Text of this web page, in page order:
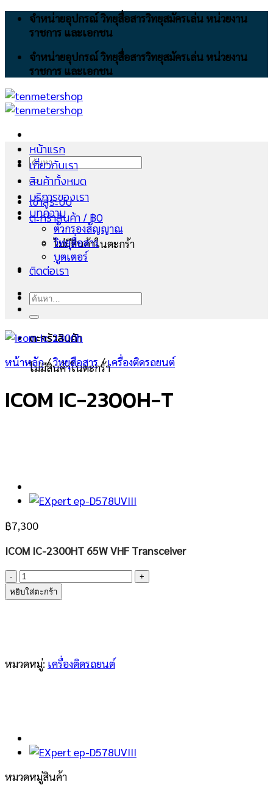
Skip
จำหน่ายอุปกรณ์ วิทยุสื่อสารวิทยุสมัครเล่น หน่วยงาน
ราชการ และเอกชน
จำหน่ายอุปกรณ์ วิทยุสื่อสารวิทยุสมัครเล่น หน่วยงาน
ราชการ และเอกชน
ค้นหา:
เข้าสู่ระบบ
ตะกร้าสินค้า /฿0
ไม่มีสินค้าในตะกร้า
ตะกร้าสินค้า
ไม่มีสินค้าในตะกร้า
หน้าแรก
เกี่ยวกับเรา
สินค้าทั้งหมด
บริการของเรา
บทความ
ตัวกรองสัญญาณ
วิทยุสื่อสาร
บูตเตอร์
ติดต่อเรา
ค้นหา:
หน้าหลัก/วิทยุสือสาร / เครื่องติดรถยนต์
ICOM IC-2300H-T
฿7,300
ICOM IC-2300HT 65W VHF Transceiver
จำนวน
ICOM
IC-
หยิบใส่ตะกร้า
หมวดหมู่: เครื่องติดรถยนต์
หมวดหมู่สินค้า